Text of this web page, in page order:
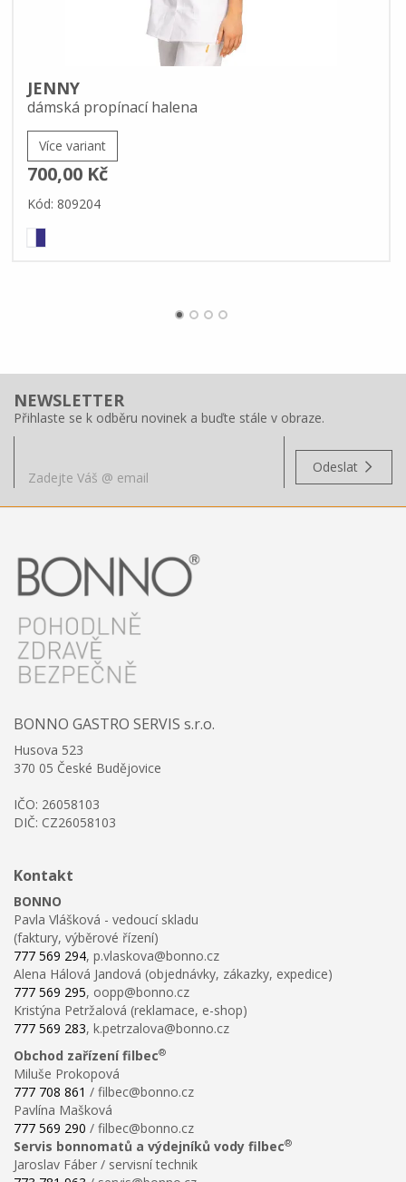
JENNY
dámská propínací halena
Více variant
700,00 Kč
Kód: 809204
NEWSLETTER
Přihlaste se k odběru novinek a buďte stále v obraze.
Odeslat
BONNO GASTRO SERVIS s.r.o.
Husova 523
370 05 České Budějovice
IČO: 26058103
DIČ: CZ26058103
Kontakt
BONNO
Pavla Vlášková - vedoucí skladu
(faktury, výběrové řízení)
777 569 294, p.vlaskova@bonno.cz
Alena Hálová Jandová (objednávky, zákazky, expedice)
777 569 295, oopp@bonno.cz
Kristýna Petržalová (reklamace, e-shop)
777 569 283, k.petrzalova@bonno.cz
Obchod zařízení filbec®
Miluše Prokopová
777 708 861 / filbec@bonno.cz
Pavlína Mašková
777 569 290 / filbec@bonno.cz
Servis bonnomatů a výdejníků vody filbec®
Jaroslav Fáber / servisní technik